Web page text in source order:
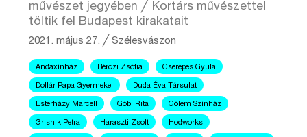
művészet jegyében ╱ Kortárs művészettel
töltik fel Budapest kirakatait
2021. május 27. ╱Szélesvászon
Andaxínház Bérczi Zsófia Cserepes Gyula
Dollár Papa Gyermekei Duda Éva Társulat
Esterházy Marcell Góbi Rita Gólem Színház
Grisnik Petra Haraszti Zsolt Hodworks